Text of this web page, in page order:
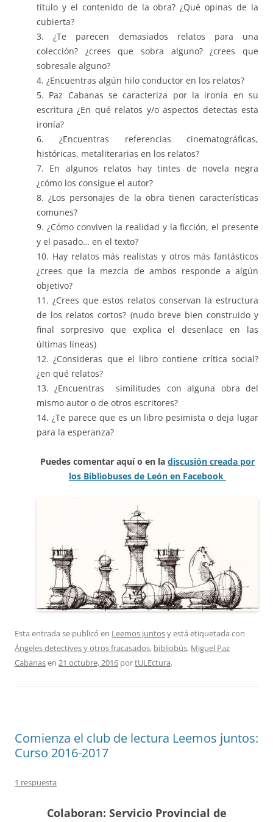
título y el contenido de la obra? ¿Qué opinas de la
cubierta?
3. ¿Te parecen demasiados relatos para una
colección? ¿crees que sobra alguno? ¿crees que
sobresale alguno?
4. ¿Encuentras algún hilo conductor en los relatos?
5. Paz Cabanas se caracteriza por la ironía en su
escritura ¿En qué relatos y/o aspectos detectas esta
ironía?
6. ¿Encuentras referencias cinematográficas,
históricas, metaliterarias en los relatos?
7. En algunos relatos hay tintes de novela negra
¿cómo los consigue el autor?
8. ¿Los personajes de la obra tienen características
comunes?
9. ¿Cómo conviven la realidad y la ficción, el presente
y el pasado… en el texto?
10. Hay relatos más realistas y otros más fantásticos
¿crees que la mezcla de ambos responde a algún
objetivo?
11. ¿Crees que estos relatos conservan la estructura
de los relatos cortos? (nudo breve bien construido y
final sorpresivo que explica el desenlace en las
últimas líneas)
12. ¿Consideras que el libro contiene crítica social?
¿en qué relatos?
13. ¿Encuentras similitudes con alguna obra del
mismo autor o de otros escritores?
14. ¿Te parece que es un libro pesimista o deja lugar
para la esperanza?
Puedes comentar aquí o en la discusión creada por
los Bibliobuses de León en Facebook
Esta entrada se publicó en Leemos juntosy está etiquetada con
Ángeles detectives y otros fracasados, bibliobús, Miguel Paz
Cabanasen 21 octubre, 2016 portULEctura.
Comienza el club de lectura Leemos juntos:
Curso 2016-2017
1 respuesta
Colaboran: Servicio Provincial de